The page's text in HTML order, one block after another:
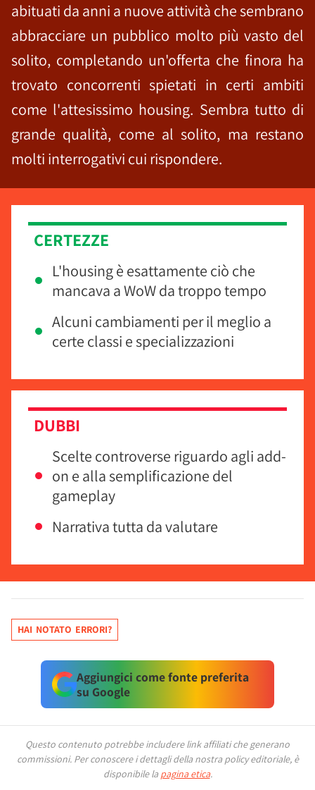
abituati da anni a nuove attività che sembrano
abbracciare un pubblico molto più vasto del
solito, completando un'offerta che finora ha
trovato concorrenti spietati in certi ambiti
come l'attesissimo housing. Sembra tutto di
grande qualità, come al solito, ma restano
molti interrogativi cui rispondere.
CERTEZZE
L'housing è esattamente ciò che
mancava a WoW da troppo tempo
Alcuni cambiamenti per il meglio a
certe classi e specializzazioni
DUBBI
Scelte controverse riguardo agli add-
on e alla semplificazione del
gameplay
Narrativa tutta da valutare
HAI NOTATO ERRORI?
Aggiungici come fonte preferita
su Google
Questo contenuto potrebbe includere link affiliati che generano
commissioni. Per conoscere i dettagli della nostra policy editoriale, è
disponibile la pagina etica.